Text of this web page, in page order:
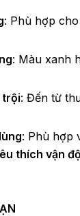
: Phù hợp
: Màu xanh
trội: Đến từ
: Phù hợp
thích vận